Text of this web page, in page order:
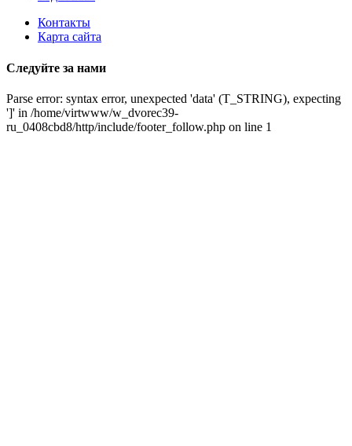
Контакты
Карта сайта
Следуйте за нами
Parse error: syntax error, unexpected 'data' (T_STRING), expecting
']' in /home/virtwww/w_dvorec39-
ru_0408cbd8/http/include/footer_follow.php on line 1